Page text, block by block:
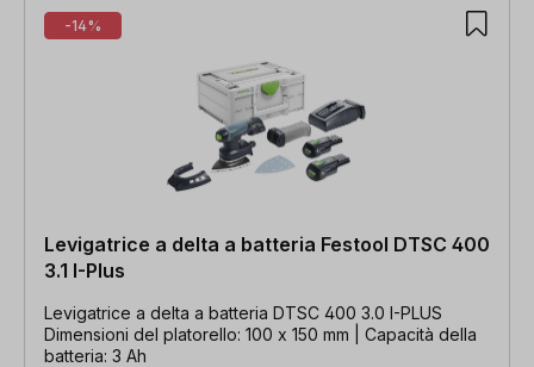
-14%
Levigatrice a delta a batteria Festool DTSC 400
3.1 I-Plus
Levigatrice a delta a batteria DTSC 400 3.0 I-PLUS
Dimensioni del platorello: 100 x 150 mm | Capacità della
batteria: 3 Ah